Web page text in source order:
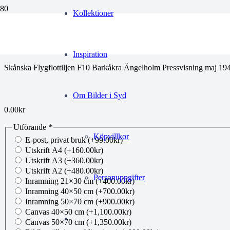
Kollektioner
Inspiration
Om Bilder i Syd
Köpvillkor
Personuppgifter
Skånska Flygflottiljen F10 Barkåkra Ängelholm Pressvisning maj
0.00kr
Utförande *
E-post, privat bruk(+99.00kr)
Utskrift A4 (+160.00kr)
Utskrift A3 (+360.00kr)
Utskrift A2 (+480.00kr)
Inramning 21×30 cm(+400.00kr)
Inramning 40×50 cm (+700.00kr)
Inramning 50×70 cm (+900.00kr)
Canvas 40×50 cm (+1,100.00kr)
Canvas 50×70 cm (+1,350.00kr)